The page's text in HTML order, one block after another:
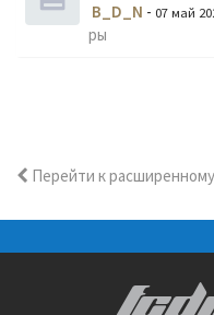
B_D_N - 07 май
ры
Перейти к